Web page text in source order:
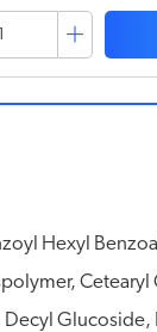
Hexyl
Cetearyl